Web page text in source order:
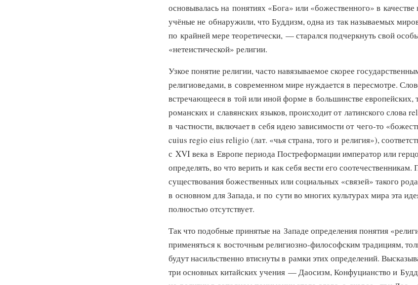
основывалась на понятиях «Бога» или «божественного» в качестве
учёные не обнаружили, что Буддизм, одна из так называемых
по крайней мере теоретически, — старался подчеркнуть свой
«нетеистической» религии.
Узкое понятие религии, часто навязываемое скорее
религиоведами, в современном мире нуждается в пересмотре.
встречающееся в той или иной форме в большинстве европейских,
романских и славянских языков, происходит от латинского слова
в частности, включает в себя идею зависимостиот чего-то
cuius regio eius religio (лат. «чья страна, того и религия»),
с XVI века в Европе периода Постреформации император или
определять, во что верить и как себя вести его соотечественникам.
существования божественных или социальных «связей» такого
в основном для Запада, и по сути во многих культурах мира эта
полностью отсутствует.
Так что подобные принятые на Западе определения понятия
применяться к восточнымрелигиозно-философскимтрадициям,
будут насильственно втиснуты в рамки этих определений.
три основных китайских учения — Даосизм, Конфуцианство и